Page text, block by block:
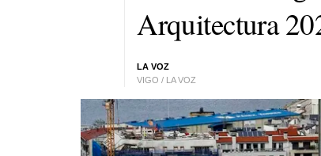
Arquitectura
LA VOZ
VIGO / LA VOZ